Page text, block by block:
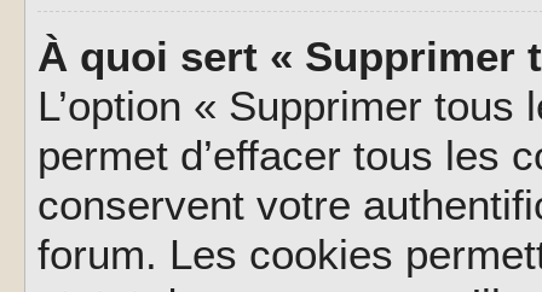
À quoi sert « Supprimer
L’option « Supprimer
permet d’effacer tous les
conservent votre
forum. Les cookies